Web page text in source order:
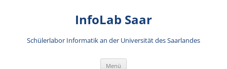
InfoLab Saar
Schülerlabor Informatik an der Universität des Saarlandes
Menü